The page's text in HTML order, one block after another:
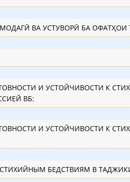
ВБ:
ГОТОВНОСТИ И УСТОЙЧИВОСТИ К СТИХИЙНЫМ БЕДСТВИЯМ В